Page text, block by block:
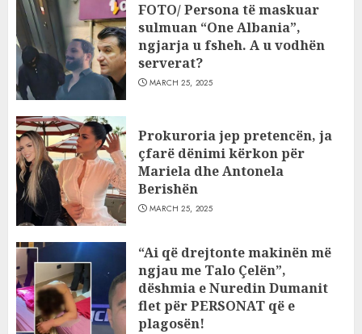
FOTO/ Persona të maskuar
sulmuan “One Albania”,
ngjarja u fsheh. A u vodhën
serverat?
MARCH 25, 2025
Prokuroria jep pretencën, ja
çfarë dënimi kërkon për
Mariela dhe Antonela
Berishën
MARCH 25, 2025
“Ai që drejtonte makinën më
ngjau me Talo Çelën”,
dëshmia e Nuredin Dumanit
flet për PERSONAT që e
plagosën!